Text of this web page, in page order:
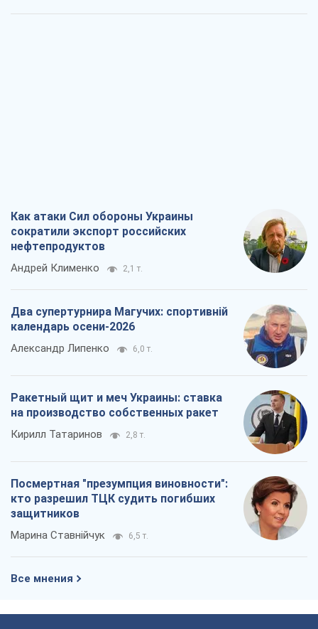
Как атаки Сил обороны Украины
сократили экспорт российских
нефтепродуктов
Андрей Клименко 2,1 т.
Два супертурнира Магучих: спортивній
календарь осени-2026
Александр Липенко 6,0 т.
Ракетный щит и меч Украины: ставка
на производство собственных ракет
Кирилл Татаринов 2,8 т.
Посмертная "презумпция виновности":
кто разрешил ТЦК судить погибших
защитников
Марина Ставнійчук 6,5 т.
Все мнения